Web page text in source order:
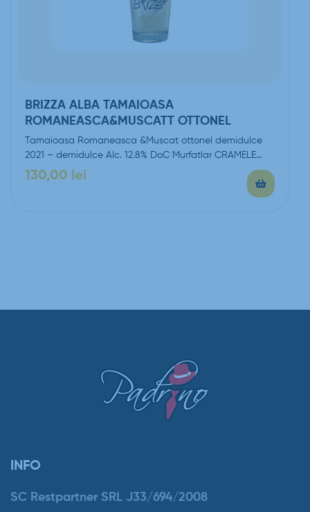
BRIZZA ALBA TAMAIOASA
ROMANEASCA&MUSCATT OTTONEL
Tamaioasa Romaneasca &Muscat ottonel demidulce
2021 – demidulce Alc. 12.8% DoC Murfatlar CRAMELE
FAMILIA VLADOI
130,00 lei
INFO
SC Restpartner SRL J33/694/2008